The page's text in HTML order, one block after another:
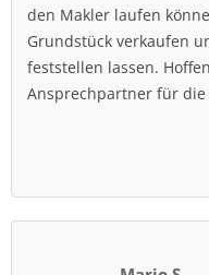
den Makler laufen
Grundstück verkaufen
feststellen lassen.
Ansprechpartner für